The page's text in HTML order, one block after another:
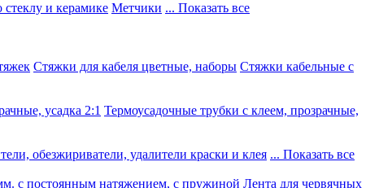
стеклу и керамике Метчики ... Показать все
Стяжки для кабеля цветные, наборы Стяжки кабельные с
усадка 2:1 Термоусадочные трубки с клеем, прозрачные,
обезжириватели, удалители краски и клея ... Показать все
с постоянным натяжением, с пружиной Лента для червячных